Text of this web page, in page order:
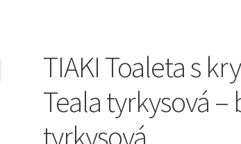
TIAKI Toaleta s
Teala tyrkysová –
tyrkysová